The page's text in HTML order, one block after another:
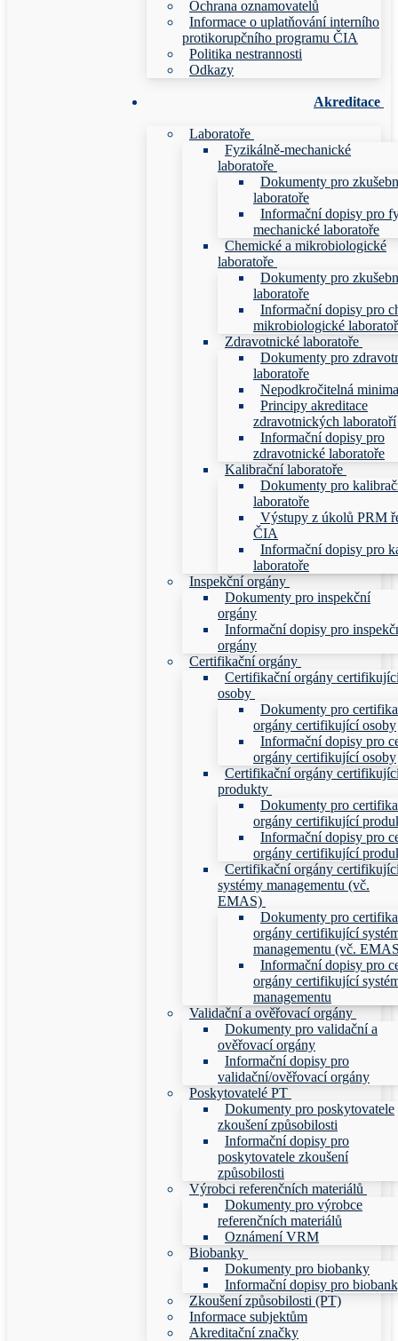
Ochrana oznamovatelů
Informace o uplatňování interního
protikorupčního programu ČIA
Politika nestrannosti
Odkazy
Akreditace
Laboratoře
Fyzikálně-mechanické
laboratoře
Dokumenty pro
laboratoře
Informační dopisy pro
mechanické laboratoře
Chemické a mikrobiologické
laboratoře
Dokumenty pro
laboratoře
Informační dopisy pro
mikrobiologické
Zdravotnické laboratoře
Dokumenty pro
laboratoře
Nepodkročitelná minima
Principy akreditace
zdravotnických laboratoří
Informační dopisy pro
zdravotnické laboratoře
Kalibrační laboratoře
Dokumenty pro
laboratoře
Výstupy z úkolů PRM
ČIA
Informační dopisy pro
laboratoře
Inspekční orgány
Dokumenty pro inspekční
orgány
Informační dopisy pro
orgány
Certifikační orgány
Certifikační orgány
osoby
Dokumenty pro
orgány certifikující osoby
Informační dopisy pro
orgány certifikující osoby
Certifikační orgány
produkty
Dokumenty pro
orgány certifikující
Informační dopisy pro
orgány certifikující
Certifikační orgány
systémy managementu (vč.
EMAS)
Dokumenty pro
orgány certifikující
managementu (vč.
Informační dopisy pro
orgány certifikující
managementu
Validační a ověřovací orgány
Dokumenty pro validační a
ověřovací orgány
Informační dopisy pro
validační/ověřovací orgány
Poskytovatelé PT
Dokumenty pro poskytovatele
zkoušení způsobilosti
Informační dopisy pro
poskytovatele zkoušení
způsobilosti
Výrobci referenčních materiálů
Dokumenty pro výrobce
referenčních materiálů
Oznámení VRM
Biobanky
Dokumenty pro biobanky
Informační dopisy pro
Zkoušení způsobilosti (PT)
Informace subjektům
Akreditační značky